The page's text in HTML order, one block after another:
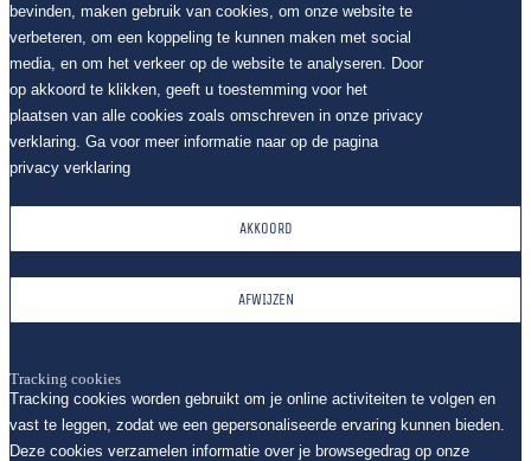
bevinden, maken gebruik van cookies, om onze website te
verbeteren, om een koppeling te kunnen maken met social
media, en om het verkeer op de website te analyseren. Door
op akkoord te klikken, geeft u toestemming voor het
plaatsen van alle cookies zoals omschreven in onze privacy
verklaring. Ga voor meer informatie naar op de pagina
privacy verklaring
AKKOORD
AFWIJZEN
Tracking cookies
Tracking cookies worden gebruikt om je online activiteiten te volgen en
vast te leggen, zodat we een gepersonaliseerde ervaring kunnen bieden.
Deze cookies verzamelen informatie over je browsegedrag op onze